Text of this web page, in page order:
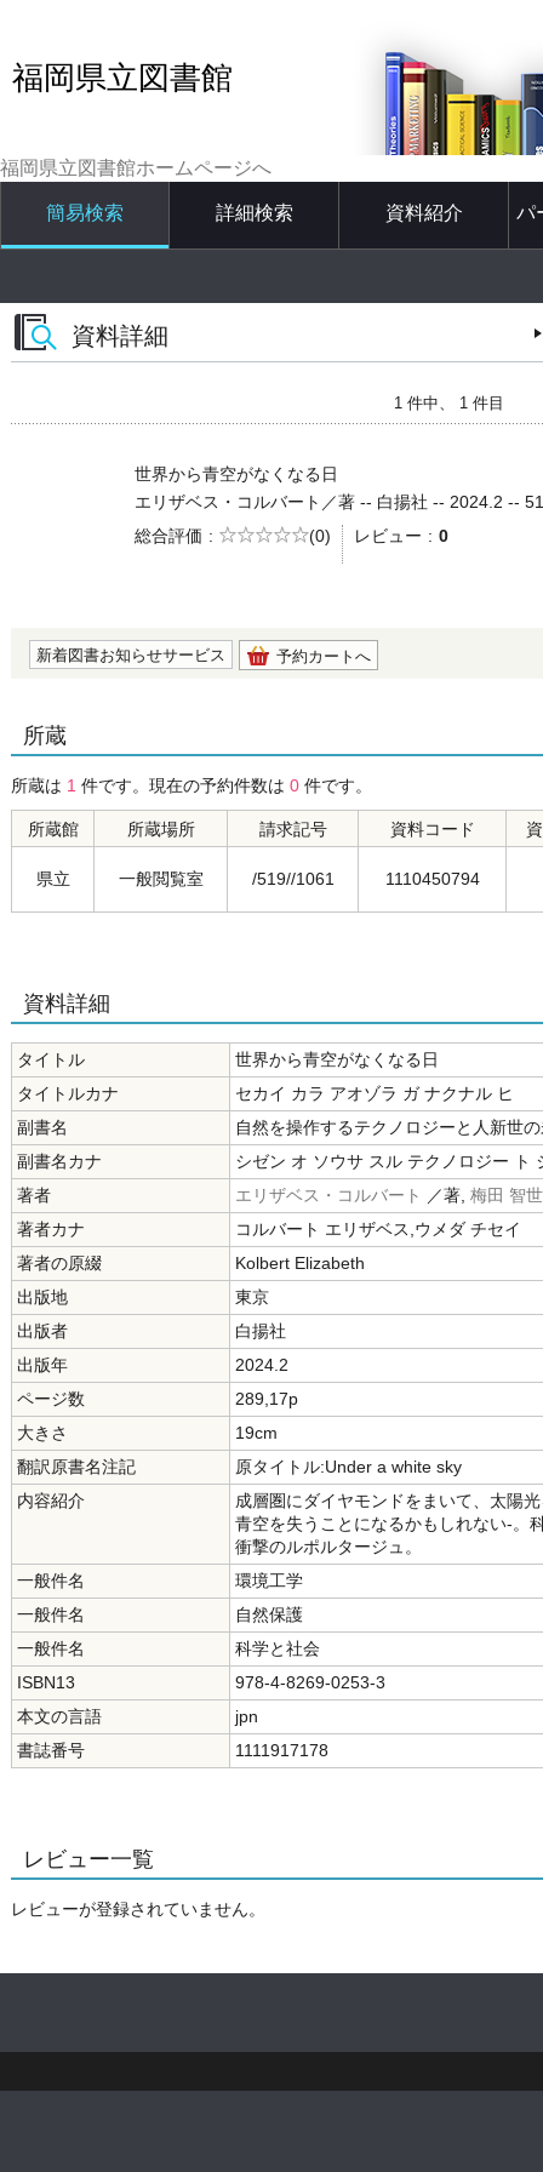
福岡県立図書館
福岡県立図書館ホームページへ
簡易検索 詳細検索 資料紹介 パ
資料詳細
1 件中、 1 件目
世界から青空がなくなる日
エリザベス・コルバート／著 -- 白揚社 -- 2024.2 --
総合評価
5段階評価
(0) レビュー 0
新着図書お知らせサービス 予約カートへ
所蔵
所蔵は 1 件です。現在の予約件数は 0 件です。
所蔵館 所蔵場所 請求記号 資料コード
県立 一般閲覧室 /519//1061 1110450794
資料詳細
タイトル
世界から青空がなくなる日
タイトルカナ
セカイ カラ アオゾラ ガ ナクナル ヒ
副書名
自然を操作するテクノロジーと人新世
副書名カナ
シゼン オ ソウサ スル テクノロジー ト
著者
エリザベス・コルバート ／著, 梅田 智世
著者カナ
コルバート エリザベス,ウメダ チセイ
著者の原綴
Kolbert Elizabeth
出版地
東京
出版者
白揚社
出版年
2024.2
ページ数
289,17p
大きさ
19cm
翻訳原書名注記
原タイトル:Under a white sky
内容紹介
成層圏にダイヤモンドをまいて、太陽
青空を失うことになるかもしれない-。
衝撃のルポルタージュ。
一般件名
環境工学
一般件名
自然保護
一般件名
科学と社会
ISBN13
978-4-8269-0253-3
本文の言語
jpn
書誌番号
1111917178
レビュー一覧
レビューが登録されていません。